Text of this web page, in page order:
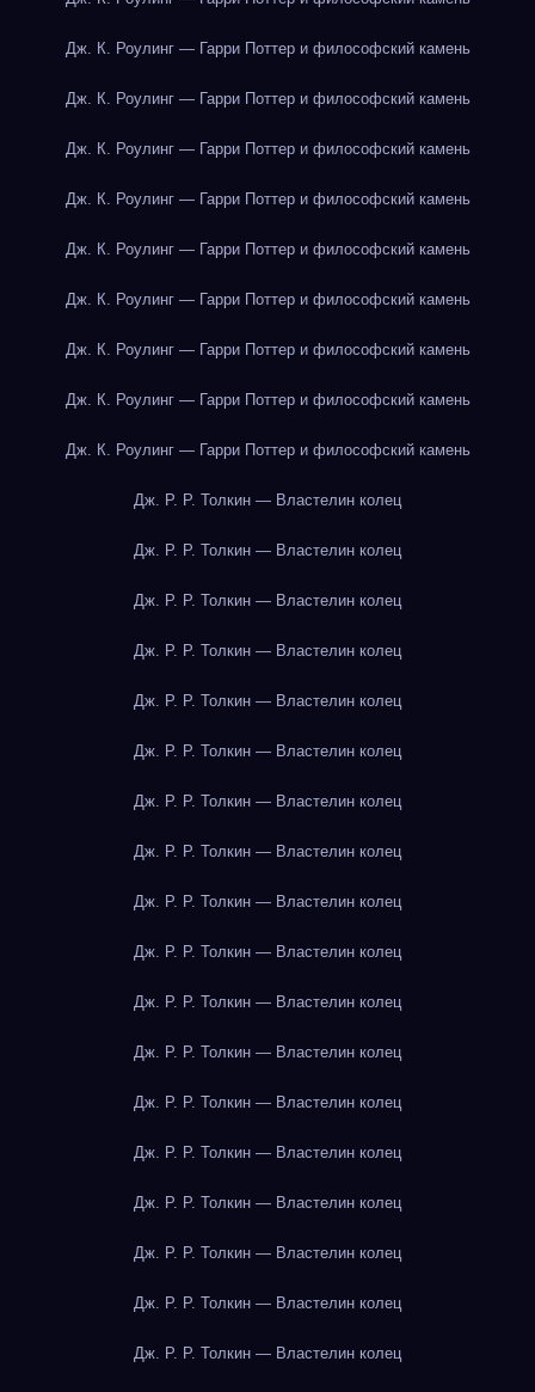
Дж. К. Роулинг — Гарри Поттер и философский камень
Дж. К. Роулинг — Гарри Поттер и философский камень
Дж. К. Роулинг — Гарри Поттер и философский камень
Дж. К. Роулинг — Гарри Поттер и философский камень
Дж. К. Роулинг — Гарри Поттер и философский камень
Дж. К. Роулинг — Гарри Поттер и философский камень
Дж. К. Роулинг — Гарри Поттер и философский камень
Дж. К. Роулинг — Гарри Поттер и философский камень
Дж. К. Роулинг — Гарри Поттер и философский камень
Дж. Р. Р. Толкин — Властелин колец
Дж. Р. Р. Толкин — Властелин колец
Дж. Р. Р. Толкин — Властелин колец
Дж. Р. Р. Толкин — Властелин колец
Дж. Р. Р. Толкин — Властелин колец
Дж. Р. Р. Толкин — Властелин колец
Дж. Р. Р. Толкин — Властелин колец
Дж. Р. Р. Толкин — Властелин колец
Дж. Р. Р. Толкин — Властелин колец
Дж. Р. Р. Толкин — Властелин колец
Дж. Р. Р. Толкин — Властелин колец
Дж. Р. Р. Толкин — Властелин колец
Дж. Р. Р. Толкин — Властелин колец
Дж. Р. Р. Толкин — Властелин колец
Дж. Р. Р. Толкин — Властелин колец
Дж. Р. Р. Толкин — Властелин колец
Дж. Р. Р. Толкин — Властелин колец
Дж. Р. Р. Толкин — Властелин колец